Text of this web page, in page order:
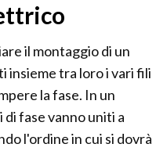
il montaggio di un
insieme tra loro i vari fili
la fase. In un
fase vanno uniti a
l'ordine in cui si dovrà